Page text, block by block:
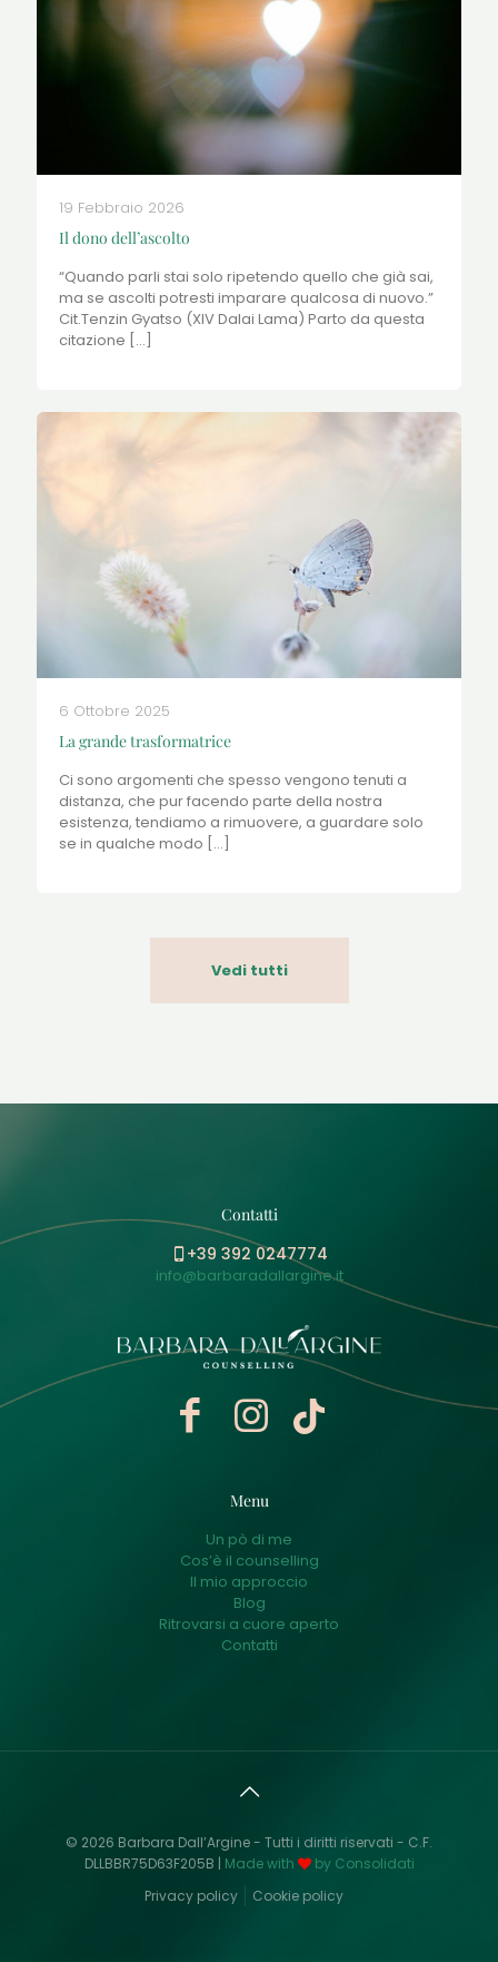
19 Febbraio 2026
Il dono dell’ascolto
“Quando parli stai solo ripetendo quello che già sai,
ma se ascolti potresti imparare qualcosa di nuovo.”
Cit.Tenzin Gyatso (XIV Dalai Lama) Parto da questa
citazione […]
6 Ottobre 2025
La grande trasformatrice
Ci sono argomenti che spesso vengono tenuti a
distanza, che pur facendo parte della nostra
esistenza, tendiamo a rimuovere, a guardare solo
se in qualche modo […]
Vedi tutti
Contatti
+39 392 0247774
info@barbaradallargine.it
Menu
Un pò di me
Cos’è il counselling
Il mio approccio
Blog
Ritrovarsi a cuore aperto
Contatti
© 2026 Barbara Dall’Argine - Tutti i diritti riservati - C.F.
DLLBBR75D63F205B | Made with
by Consolidati
Privacy policy
Cookie policy